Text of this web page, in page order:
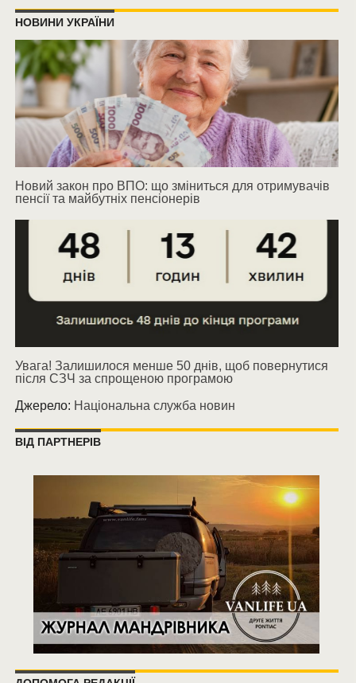
НОВИНИ УКРАЇНИ
Новий закон про ВПО: що зміниться для отримувачів
пенсії та майбутніх пенсіонерів
Увага! Залишилося менше 50 днів, щоб повернутися
після СЗЧ за спрощеною програмою
Джерело: Національна служба новин
ВІД ПАРТНЕРІВ